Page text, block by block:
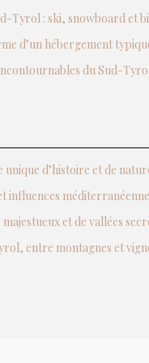
Tyrol : ski, snowboard et
d’un hébergement
du Sud-
d’histoire et de
influences
et de vallées
entre montagnes et